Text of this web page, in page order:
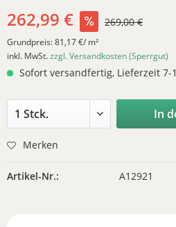
262,99 € 269,00 €
Grundpreis:81,17 €/ m²
inkl. MwSt.zzgl. Versandkosten (Sperrgut)
Sofort versandfertig, Lieferzeit 7-
In
Merken
Artikel-Nr.: A12921